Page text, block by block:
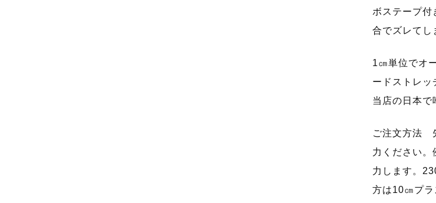
ボステープ付
合でズレてし
1㎝単位でオ
ードストレッ
当店の日本で
ご注文方法
力ください。
力します。
方は10㎝プ